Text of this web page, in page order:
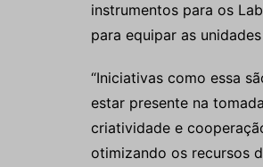
instrumentos para os
para equipar as
“Iniciativas como essa
estar presente na
criatividade e
otimizando os recursos